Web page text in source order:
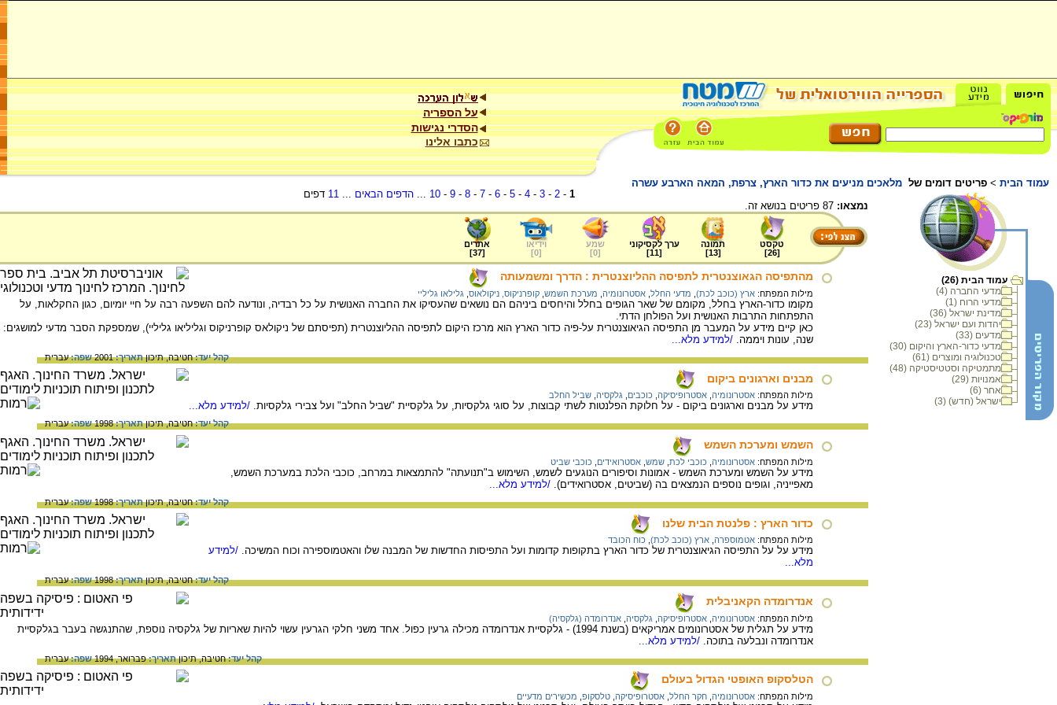
על הספריה
הסדרי נגישות
כתבו אלינו
עמוד הבית > פריטים דומים של מלאכים מניעים את כדור הארץ, צרפת, המאה הארבע עשרה
עמוד הבית (26)
מדעי החברה (4)
מדעי הרוח (1)
מדינת ישראל (36)
יהדות ועם ישראל (23)
מדעים (33)
מדעי כדור-הארץ והיקום (30)
טכנולוגיה ומוצרים (61)
מתמטיקה וסטטיסטיקה (48)
אמנויות (29)
אחר (6)
ישראל (חדש) (3)
1
-
2
-
3
-
4
-
5
-
6
-
7
-
8
-
9
-
10
...הדפים הבאים ...
11 דפים
נמצאו:
טקסט
[
26
]
תמונה
[
13
]
ערך לקסיקוני
[
11
]
שמע
[
0
]
וידיאו
[
0
]
אתרים
[
37
]
מהתפיסה הגאוצנטרית לתפיסה ההליוצנטרית : הדרך ומשמעותה
מילות המפתח: ארץ (כוכב לכת) מדעי החלל אסטרונומיה מערכת השמש קופרניקוס, ניקולאוס גלילאו גליליי
מקומו כדור-הארץ בחלל, מקומם של שאר הגופים בחלל והיחסים ביניהם הם נושאים שהעסיקו את החברה האנושית על כל רבדיה, ונודעה להם השפעה רבה על חיי יומיום, כגון החקלאות, על
התפתחות התרבות האנושית ועל הפולחן הדתי.
כאן קיים מידע על המעבר מן התפיסה הגיאוצנטרית על-פיה כדור הארץ הוא מרכז היקום לתפיסה ההליוצנטרית (תפיסתם של ניקולאס קופרניקוס וגליליאו גליליי), שמספקת הסבר מדעי למושגים:
שנה, עונות ויממה. /למידע מלא...
קהל יעד:חטיבה,תיכוןתאריך:2001 שפה:עברית
מבנים וארגונים ביקום
מילות המפתח: אסטרונומיה אסטרופיסיקה כוכבים גלקסיה שביל החלב
מידע על מבנים וארגונים ביקום - על חלוקת הפלנטות לשתי קבוצות, על סוגי גלקסיות, על גלקסיית "שביל החלב" ועל צבירי גלקסיות. /למידע מלא...
קהל יעד:חטיבה,תיכוןתאריך:1998 שפה:עברית
השמש ומערכת השמש
מילות המפתח: אסטרונומיה כוכבי לכת שמש אסטרואידים כוכבי שביט
מידע על השמש ומערכת השמש - אמונות וסיפורים הנוגעים לשמש, השימוש ב"תנועתה" להתמצאות במרחב, כוכבי הלכת במערכת השמש,
מאפייניה, וגופים נוספים הנמצאים בה (שביטים, אסטרואידים). /למידע מלא...
קהל יעד:חטיבה,תיכוןתאריך:1998 שפה:עברית
כדור הארץ : פלנטת הבית שלנו
מילות המפתח: אטמוספרה ארץ (כוכב לכת) כוח הכובד
מידע על על התפיסה הגיאוצנטרית של כדור הארץ בתקופות קדומות ועל התפיסות החדשות של המבנה שלו והאטמוספירה וכוח המשיכה. /למידע
מלא...
קהל יעד:חטיבה,תיכוןתאריך:1998 שפה:עברית
אנדרומדה הקאניבלית
מילות המפתח: אסטרונומיה אסטרופיסיקה גלקסיה אנדרומדה (גלקסיה)
מידע על תגלית של אסטרונומים אמריקאים (בשנת 1994) - גלקסיית אנדרומדה מכילה גרעין כפול. אחד משני חלקי הגרעין עשוי להיות שאריות של גלקסיה נוספת, שהתנגשה בעבר בגלקסיית
אנדרומדה ונבלעה בתוכה. /למידע מלא...
קהל יעד:חטיבה,תיכוןתאריך:פברואר, 1994 שפה:עברית
הטלסקופ האופטי הגדול בעולם
מילות המפתח: אסטרונומיה חקר החלל אסטרופיסיקה טלסקופ מכשירים מדעיים